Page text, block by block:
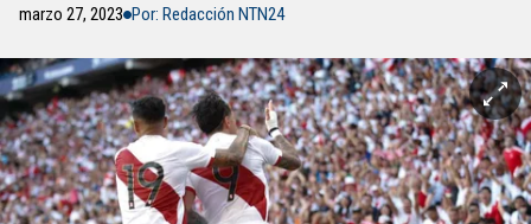
marzo 27, 2023 Por: Redacción NTN24